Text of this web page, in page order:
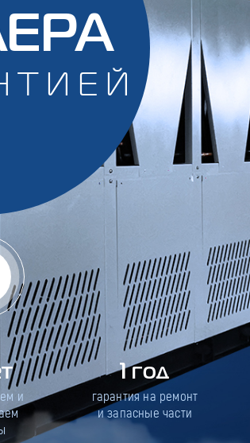
и
1 год
гарантия на ремонт
и запасные части